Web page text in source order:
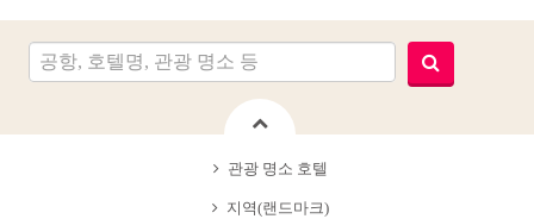
관광 명소 호텔
지역(랜드마크)